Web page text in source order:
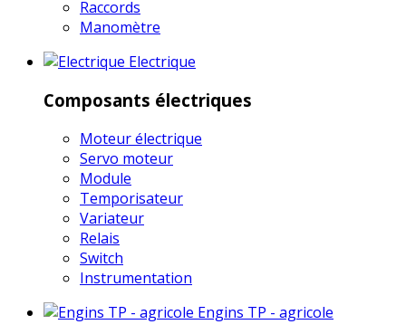
Raccords
Manomètre
Electrique
Composants électriques
Moteur électrique
Servo moteur
Module
Temporisateur
Variateur
Relais
Switch
Instrumentation
Engins TP - agricole